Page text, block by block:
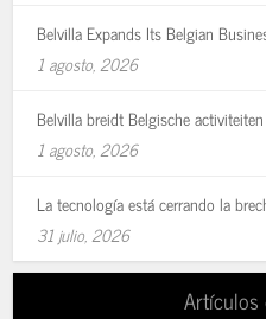
Belvilla Expands Its Belgian
1 agosto, 2026
Belvilla breidt Belgische
1 agosto, 2026
La tecnología está cerrando la
31 julio, 2026
Artículos